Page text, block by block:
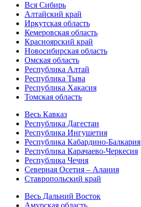
Вся Сибирь
Алтайский край
Иркутская область
Кемеровская область
Красноярский край
Новосибирская область
Омская область
Республика Алтай
Республика Тыва
Республика Хакасия
Томская область
Весь Кавказ
Республика Дагестан
Республика Ингушетия
Республика Кабардино-Балкария
Республика Карачаево-Черкесия
Республика Чечня
Северная Осетия – Алания
Ставропольский край
Весь Дальний Восток
Амурская область